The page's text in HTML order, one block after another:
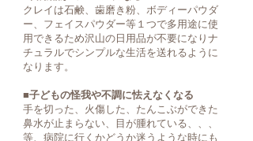
クレイは石鹸、歯磨き粉、ボディーパウダ
ー、 フェイスパウダー等１つで多用途に使
用できるため沢山の日用品が不要になりナ
チュラルでシンプルな生活を送れるように
なります。
■子どもの怪我や不調に怯えなくなる
手を切った、火傷した、たんこぶができた
鼻水が止まらない、目が腫れている、、、
等、病院に行くかどうか迷うような時にも